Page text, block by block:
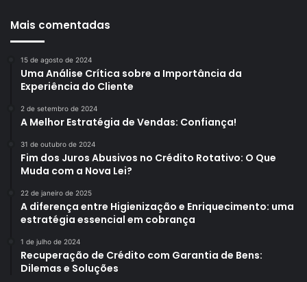
Mais comentadas
15 de agosto de 2024
Uma Análise Crítica sobre a Importância da
Experiência do Cliente
2 de setembro de 2024
A Melhor Estratégia de Vendas: Confiança!
31 de outubro de 2024
Fim dos Juros Abusivos no Crédito Rotativo: O Que
Muda com a Nova Lei?
22 de janeiro de 2025
A diferença entre Higienização e Enriquecimento: uma
estratégia essencial em cobrança
1 de julho de 2024
Recuperação de Crédito com Garantia de Bens:
Dilemas e Soluções